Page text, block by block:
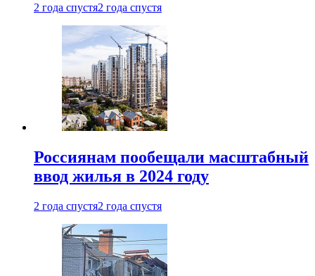
2 года спустя2 года спустя
Россиянам пообещали масштабный
ввод жилья в 2024 году
2 года спустя2 года спустя